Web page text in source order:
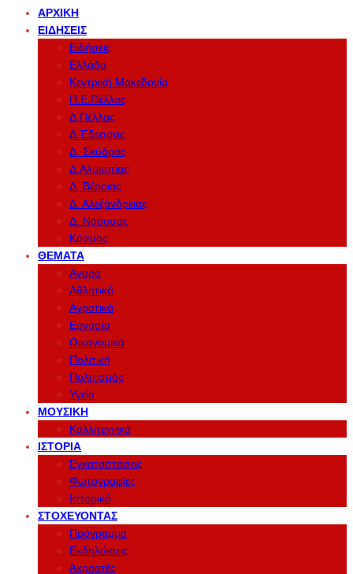
ΑΡΧΙΚΉ
ΕΙΔΉΣΕΙΣ
Ειδήσεις
Ελλάδα
Κεντρική Μακεδονία
Π.Ε.Πέλλας
Δ.Πέλλας
Δ.Έδεσσας
Δ. Σκύδρας
Δ.Αλμωπίας
Δ. Βέροιας
Δ. Αλεξάνδρειας
Δ. Νάουσας
Κόσμος
ΘΈΜΑΤΑ
Αγορά
Αθλητικά
Αγροτικά
Εργασία
Οικονομικά
Πολιτική
Πολιτισμός
Υγεία
ΜΟΥΣΙΚΉ
Καλλιτεχνικά
ΙΣΤΟΡΊΑ
Εγκαταστάσεις
Φωτογραφίες
Ιστορικό
ΣΤΟΧΕΎΟΝΤΑΣ
Πρόγραμμα
Εκδηλώσεις
Ακροατές